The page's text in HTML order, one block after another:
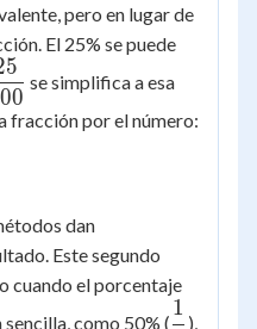
pero en lugar de
El 25% se puede
se simplifica a esa
fracción por el número:
dan
Este segundo
cuando el porcentaje
como 50% (
1
),